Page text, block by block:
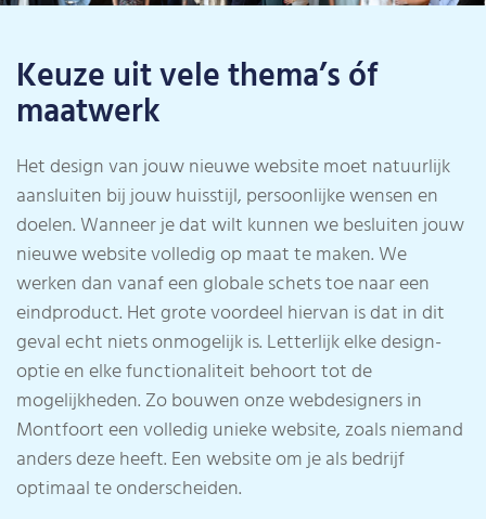
Keuze uit vele thema’s óf
maatwerk
Het design van jouw nieuwe website moet natuurlijk
aansluiten bij jouw huisstijl, persoonlijke wensen en
doelen. Wanneer je dat wilt kunnen we besluiten jouw
nieuwe website volledig op maat te maken. We
werken dan vanaf een globale schets toe naar een
eindproduct. Het grote voordeel hiervan is dat in dit
geval echt niets onmogelijk is. Letterlijk elke design-
optie en elke functionaliteit behoort tot de
mogelijkheden. Zo bouwen onze webdesigners in
Montfoort een volledig unieke website, zoals niemand
anders deze heeft. Een website om je als bedrijf
optimaal te onderscheiden.